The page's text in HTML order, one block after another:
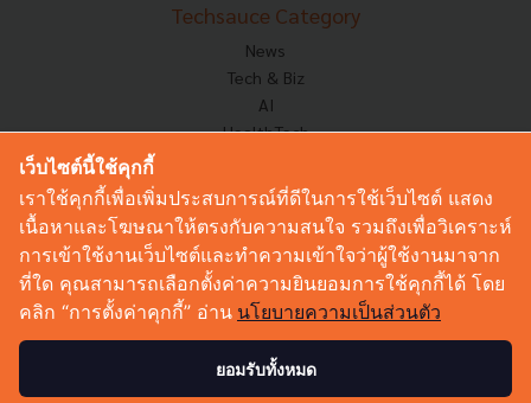
Techsauce Category
News
Tech & Biz
AI
HealthTech
Corp Innov
Saucy Thoughts
Sustainable
Videos
Podcast
เว็บไซต์นี้ใช้คุกกี้
เราใช้คุกกี้เพื่อเพิ่มประสบการณ์ที่ดีในการใช้เว็บไซต์ แสดง
เนื้อหาและโฆษณาให้ตรงกับความสนใจ รวมถึงเพื่อวิเคราะห์
การเข้าใช้งานเว็บไซต์และทำความเข้าใจว่าผู้ใช้งานมาจาก
ที่ใด คุณสามารถเลือกตั้งค่าความยินยอมการใช้คุกกี้ได้ โดย
คลิก “การตั้งค่าคุกกี้” อ่าน นโยบายความเป็นส่วนตัว
ยอมรับทั้งหมด